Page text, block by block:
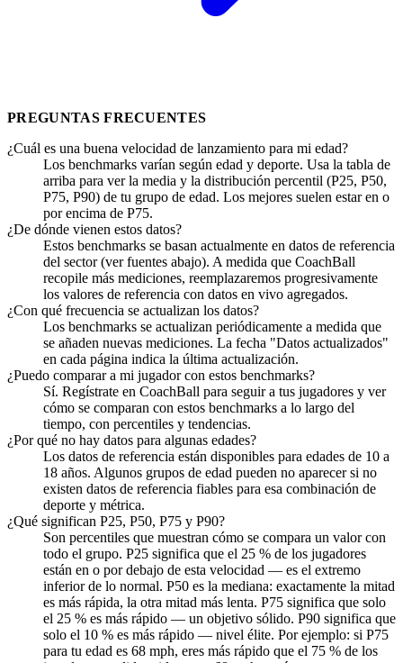
PREGUNTAS FRECUENTES
¿Cuál es una buena velocidad de lanzamiento para mi edad?
Los benchmarks varían según edad y deporte. Usa la tabla de
arriba para ver la media y la distribución percentil (P25, P50,
P75, P90) de tu grupo de edad. Los mejores suelen estar en o
por encima de P75.
¿De dónde vienen estos datos?
Estos benchmarks se basan actualmente en datos de referencia
del sector (ver fuentes abajo). A medida que CoachBall
recopile más mediciones, reemplazaremos progresivamente
los valores de referencia con datos en vivo agregados.
¿Con qué frecuencia se actualizan los datos?
Los benchmarks se actualizan periódicamente a medida que
se añaden nuevas mediciones. La fecha "Datos actualizados"
en cada página indica la última actualización.
¿Puedo comparar a mi jugador con estos benchmarks?
Sí. Regístrate en CoachBall para seguir a tus jugadores y ver
cómo se comparan con estos benchmarks a lo largo del
tiempo, con percentiles y tendencias.
¿Por qué no hay datos para algunas edades?
Los datos de referencia están disponibles para edades de 10 a
18 años. Algunos grupos de edad pueden no aparecer si no
existen datos de referencia fiables para esa combinación de
deporte y métrica.
¿Qué significan P25, P50, P75 y P90?
Son percentiles que muestran cómo se compara un valor con
todo el grupo. P25 significa que el 25 % de los jugadores
están en o por debajo de esta velocidad — es el extremo
inferior de lo normal. P50 es la mediana: exactamente la mitad
es más rápida, la otra mitad más lenta. P75 significa que solo
el 25 % es más rápido — un objetivo sólido. P90 significa que
solo el 10 % es más rápido — nivel élite. Por ejemplo: si P75
para tu edad es 68 mph, eres más rápido que el 75 % de los